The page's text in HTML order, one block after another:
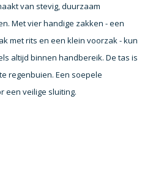
van stevig, duurzaam
Met vier handige zakken - een
met rits en een klein voorzak - kun
altijd binnen handbereik. De tas is
regenbuien. Een soepele
een veilige sluiting.